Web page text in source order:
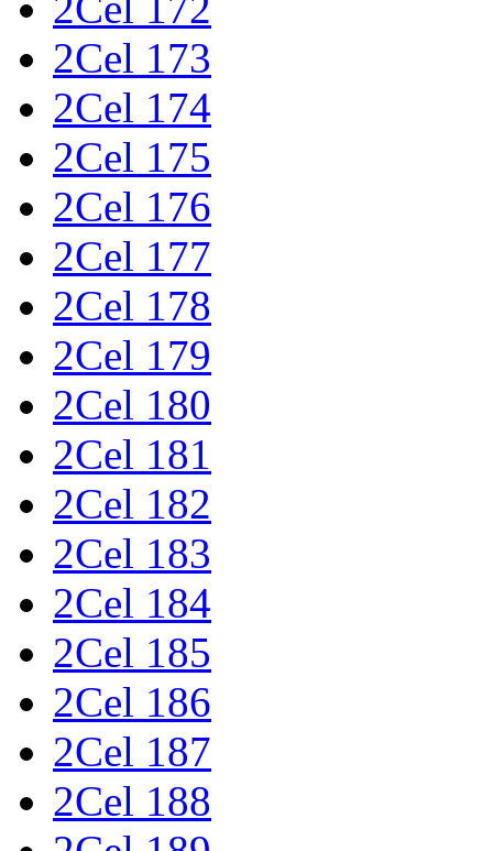
2Cel 173
2Cel 174
2Cel 175
2Cel 176
2Cel 177
2Cel 178
2Cel 179
2Cel 180
2Cel 181
2Cel 182
2Cel 183
2Cel 184
2Cel 185
2Cel 186
2Cel 187
2Cel 188